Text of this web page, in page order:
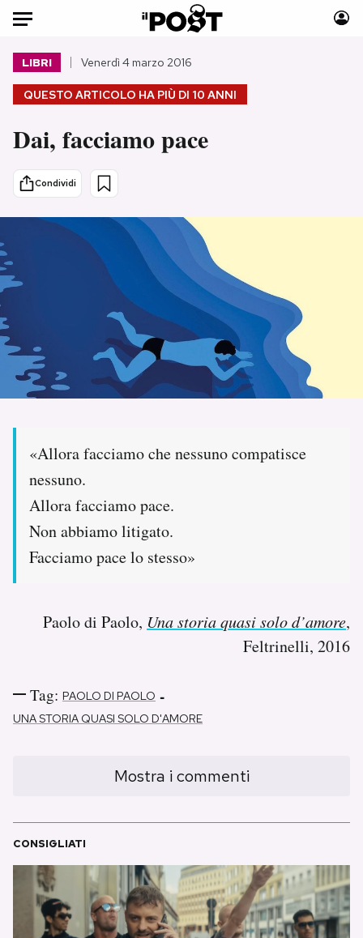
Auto
HOME
Italia
Politica
Internet
Moda
Media
Europa
Altrecose
Mondiali calcio 2026
PODCAST
NEWSLETTER
I MIEI PREFERITI
SHOP
Area Personale
Newsletter
Hai bisogno di aiuto?
QUESTO ARTICOLO HA PIÙ DI 10 ANNI
LIBRI Venerdì 4 marzo 2016
Dai, facciamo pace
Condividi
«Allora facciamo che nessuno compatisce
nessuno.
Allora facciamo pace.
Non abbiamo litigato.
Facciamo pace lo stesso»
Paolo di Paolo, Una storia quasi solo d’amore,
Feltrinelli, 2016
Tag: PAOLO DI PAOLO -
UNA STORIA QUASI SOLO D'AMORE
Mostra i commenti
CONSIGLIATI